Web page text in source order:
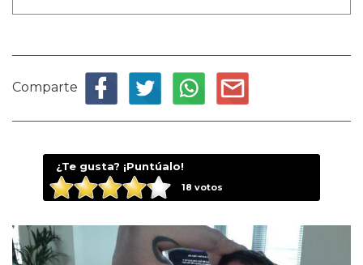
Comparte
¿Te gusta? ¡Puntúalo!
18 votos